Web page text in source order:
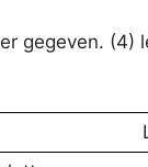
gegeven. (4)